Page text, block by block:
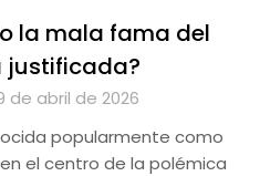
la mala fama del
justificada?
de abril de 2026
popularmente como
el centro de la polémica